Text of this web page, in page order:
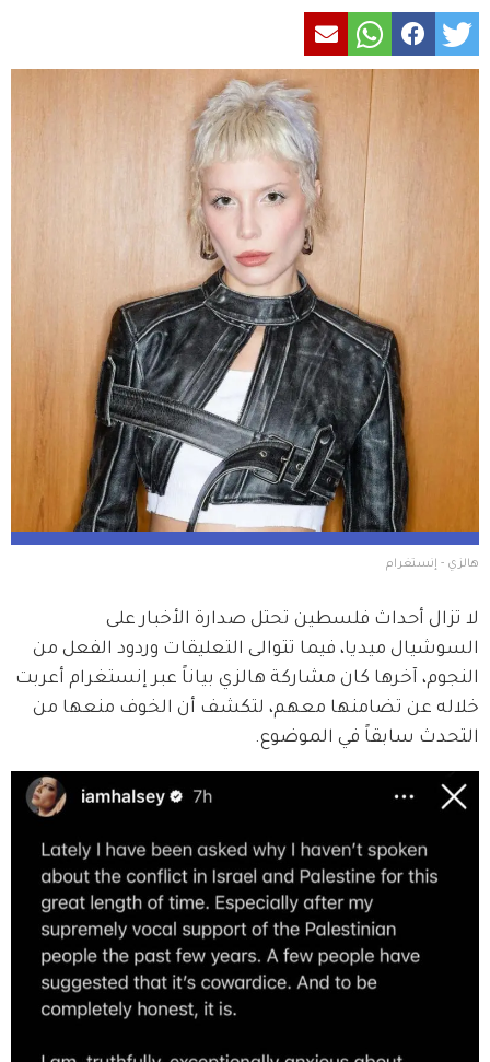
هالزي - إنستغرام
لا تزال أحداث فلسطين تحتل صدارة الأخبار على
السوشيال ميديا، فيما تتوالى التعليقات وردود الفعل من
النجوم، آخرها كان مشاركة هالزي بياناً عبر إنستغرام أعربت
خلاله عن تضامنها معهم، لتكشف أن الخوف منعها من
التحدث سابقاً في الموضوع.